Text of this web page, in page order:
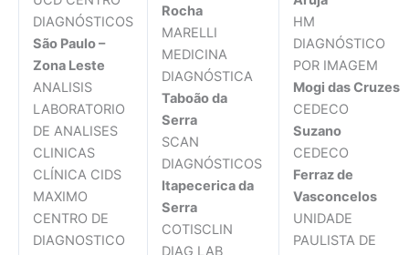
DIAGNÓSTICOS
São Paulo –
Zona Leste
ANALISIS
LABORATORIO
DE ANALISES
CLINICAS
CLÍNICA CIDS
MAXIMO
CENTRO DE
DIAGNOSTICO
Rocha
MARELLI
MEDICINA
DIAGNÓSTICA
Taboão da
Serra
SCAN
DIAGNÓSTICOS
Itapecerica da
Serra
COTISCLIN
DIAG LAB
HM
DIAGNÓSTICO
POR IMAGEM
Mogi das Cruzes
CEDECO
Suzano
CEDECO
Ferraz de
Vasconcelos
UNIDADE
PAULISTA DE